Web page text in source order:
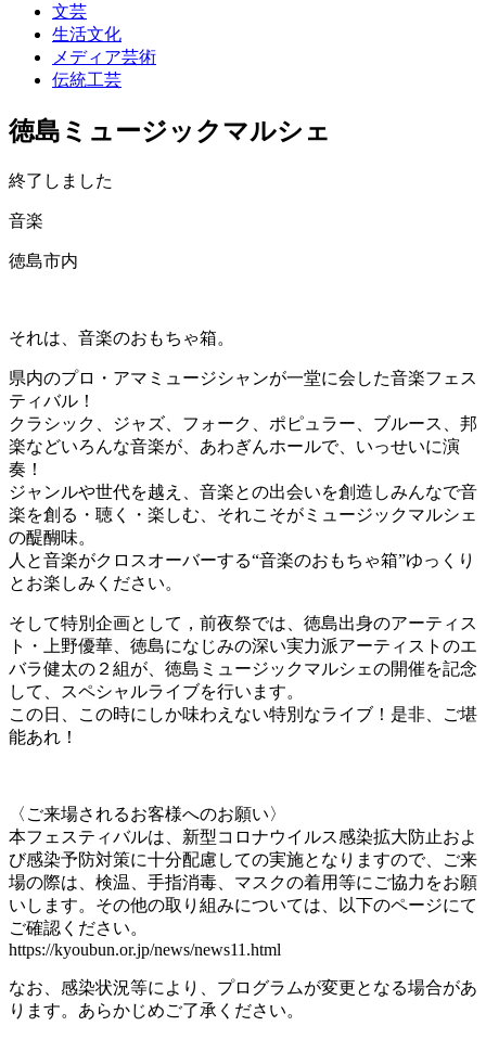
文芸
生活文化
メディア芸術
伝統工芸
徳島ミュージックマルシェ
終了しました
音楽
徳島市内
それは、音楽のおもちゃ箱。
県内のプロ・アマミュージシャンが一堂に会した音楽フェス
ティバル！
クラシック、ジャズ、フォーク、ポピュラー、ブルース、邦
楽などいろんな音楽が、あわぎんホールで、いっせいに演
奏！
ジャンルや世代を越え、音楽との出会いを創造しみんなで音
楽を創る・聴く・楽しむ、それこそがミュージックマルシェ
の醍醐味。
人と音楽がクロスオーバーする“音楽のおもちゃ箱”ゆっくり
とお楽しみください。
そして特別企画として，前夜祭では、徳島出身のアーティス
ト・上野優華、徳島になじみの深い実力派アーティストのエ
バラ健太の２組が、徳島ミュージックマルシェの開催を記念
して、スペシャルライブを行います。
この日、この時にしか味わえない特別なライブ！是非、ご堪
能あれ！
〈ご来場されるお客様へのお願い〉
本フェスティバルは、新型コロナウイルス感染拡大防止およ
び感染予防対策に十分配慮しての実施となりますので、ご来
場の際は、検温、手指消毒、マスクの着用等にご協力をお願
いします。その他の取り組みについては、以下のページにて
ご確認ください。
https://kyoubun.or.jp/news/news11.html
なお、感染状況等により、プログラムが変更となる場合があ
ります。あらかじめご了承ください。